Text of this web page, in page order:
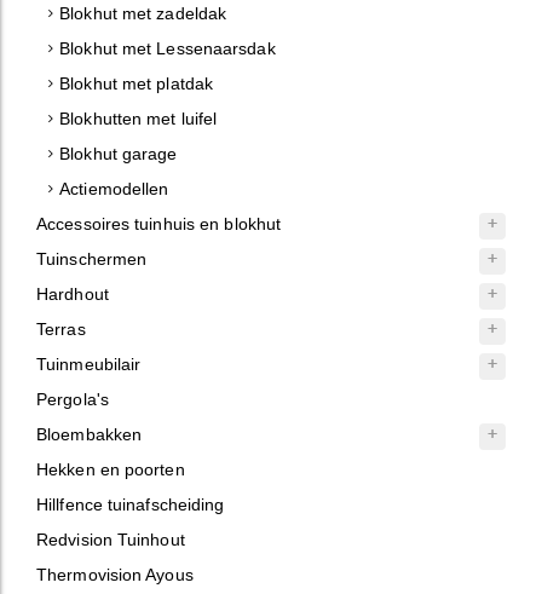
Blokhut met zadeldak
Blokhut met Lessenaarsdak
Blokhut met platdak
Blokhutten met luifel
Blokhut garage
Actiemodellen
Accessoires tuinhuis en blokhut
Tuinschermen
Hardhout
Terras
Tuinmeubilair
Pergola's
Bloembakken
Hekken en poorten
Hillfence tuinafscheiding
Redvision Tuinhout
Thermovision Ayous